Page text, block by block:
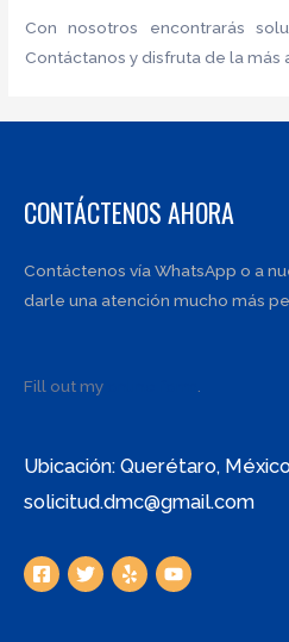
Con nosotros encontrarás
Contáctanos y disfruta de la más
CONTÁCTENOS AHORA
Contáctenos vía WhatsApp o a
darle una atención mucho más
Fill out my .
Ubicación: Querétaro,
solicitud.dmc@gmail.com